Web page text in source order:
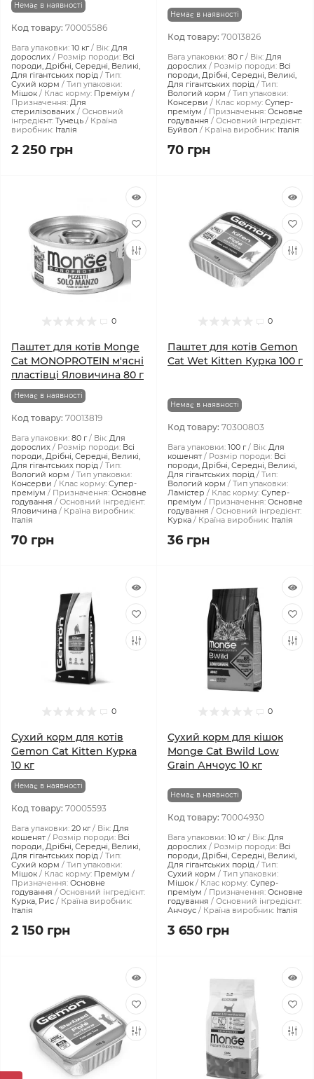
Немає в наявності
Код товару: 70005586
Вага упаковки: 10 кг Вік: Для
дорослих
Розмір породи: Всі
породи, Дрібні, Середні, Великі,
Для гігантських порід
Тип:
Сухий корм
Тип упаковки:
Мішок
Клас корму: Преміум
Призначення: Для
стерилізованих
Основний
інгредієнт: Тунець
Країна
виробник: Італія
2 250 грн
Немає в наявності
Код товару: 70013826
Вага упаковки: 80 г Вік: Для
дорослих
Розмір породи: Всі
породи, Дрібні, Середні, Великі,
Для гігантських порід
Тип:
Вологий корм
Тип упаковки:
Консерви
Клас корму: Супер-
преміум
Призначення: Основне
годування
Основний інгредієнт:
Буйвол
Країна виробник: Італія
70 грн
0
Паштет для котів Monge
Cat MONOPROTEIN м'ясні
пластівці Яловичина 80 г
Немає в наявності
Код товару: 70013819
Вага упаковки: 80 г Вік: Для
дорослих
Розмір породи: Всі
породи, Дрібні, Середні, Великі,
Для гігантських порід
Тип:
Вологий корм
Тип упаковки:
Консерви
Клас корму: Супер-
преміум
Призначення: Основне
годування
Основний інгредієнт:
Яловичина
Країна виробник:
Італія
70 грн
0
Паштет для котів Gemon
Cat Wet Kitten Курка 100 г
Немає в наявності
Код товару: 70300803
Вага упаковки: 100 г Вік: Для
кошенят
Розмір породи: Всі
породи, Дрібні, Середні, Великі,
Для гігантських порід
Тип:
Вологий корм
Тип упаковки:
Ламістер
Клас корму: Супер-
преміум
Призначення: Основне
годування
Основний інгредієнт:
Курка
Країна виробник: Італія
36 грн
0
Сухий корм для котів
Gemon Cat Kitten Курка
10 кг
Немає в наявності
Код товару: 70005593
Вага упаковки: 20 кг Вік: Для
кошенят
Розмір породи: Всі
породи, Дрібні, Середні, Великі,
Для гігантських порід
Тип:
Сухий корм
Тип упаковки:
Мішок
Клас корму: Преміум
Призначення: Основне
годування
Основний інгредієнт:
Курка, Рис
Країна виробник:
Італія
2 150 грн
0
Сухий корм для кішок
Monge Cat Bwild Low
Grain Анчоус 10 кг
Немає в наявності
Код товару: 70004930
Вага упаковки: 10 кг Вік: Для
дорослих
Розмір породи: Всі
породи, Дрібні, Середні, Великі,
Для гігантських порід
Тип:
Сухий корм
Тип упаковки:
Мішок
Клас корму: Супер-
преміум
Призначення: Основне
годування
Основний інгредієнт:
Анчоус
Країна виробник: Італія
3 650 грн